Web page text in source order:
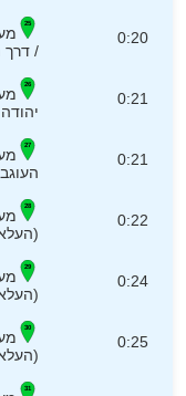
0:20
/ דרך
0:21
0:21
0:22
0:24
0:25